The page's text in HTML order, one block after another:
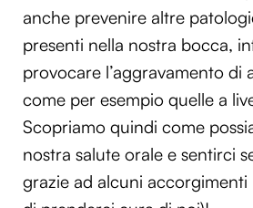
anche prevenire altre
presenti nella nostra bocca,
provocare l’aggravamento di
come per esempio quelle a
Scopriamo quindi come
nostra salute orale e sentirci
grazie ad alcuni accorgimenti